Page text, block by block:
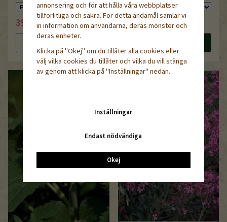
39 kr 44 kr 35 kr 44 kr
annonsering och för att hålla våra webbplatser
tillförlitliga och säkra. För detta ändamål samlar vi
in information om användarna, deras mönster och
deras enheter.
Klicka på "Okej" om du tillåter alla cookies eller
välj vilka cookies du tillåter och vilka du vill stänga
av genom att klicka på "Inställningar" nedan.
Inställningar
Endast nödvändiga
Okej